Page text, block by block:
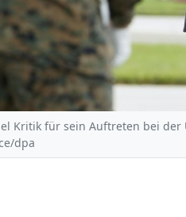
Kritik für sein Auftreten bei
dpa